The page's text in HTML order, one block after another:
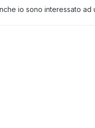
io sono interessato ad